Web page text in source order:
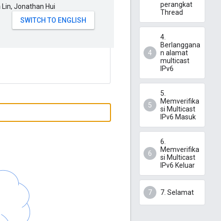
perangkat
Thread
4.
Berlanggana
n alamat
multicast
IPv6
5.
Memverifika
si Multicast
IPv6 Masuk
6.
Memverifika
si Multicast
IPv6 Keluar
7. Selamat
Jonathan Hui